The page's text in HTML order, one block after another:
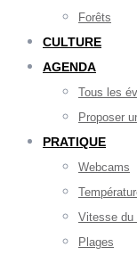
Forêts
CULTURE
AGENDA
Tous les
Proposer
PRATIQUE
Webcams
Vitesse du
Plages